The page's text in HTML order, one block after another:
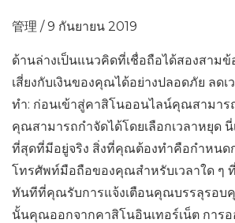
管理 / 9 กันยายน 2019
ด้านล่างเป็นแนวคิดที่เชื่อถือได้สองสาม
เสี่ยงกับเงินของคุณได้อย่างปลอดภัย ลด
ทำ: ก่อนเข้าสู่คาสิโนออนไลน์คุณสามา
คุณสามารถกำจัดได้โดยเลือกเวลาหยุด
ที่สุดที่มีอยู่จริง สิ่งที่คุณต้องทำคือกำหนด
โทรศัพท์มือถือของคุณสำหรับเวลาใด ๆ
ทันทีที่คุณรับการแจ้งเตือนคุณบรรลุรอบ
นั้นคุณออกจากคาสิโนอินเทอร์เน็ต การ